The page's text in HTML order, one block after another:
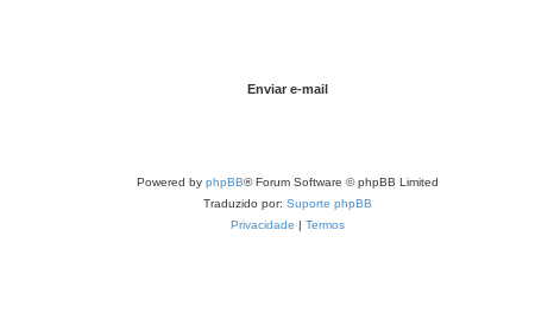
Powered by phpBB® Forum Software © phpBB Limited
Traduzido por: Suporte phpBB
Privacidade | Termos